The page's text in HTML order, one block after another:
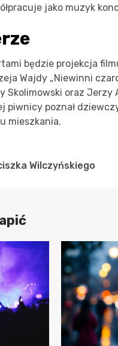
jako muzyk
będzie projekcja
Wajdy „Niewinni
Skolimowski oraz
piwnicy poznał
mieszkania.
Wilczyńskiego